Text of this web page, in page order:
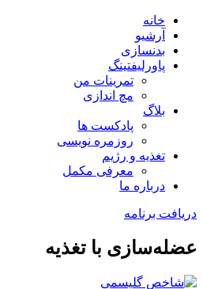
خانه
آرشیو
بدنسازی
پاورلیفتینگ
تمرینات من
مچ اندازی
بلاگ
پادکست ها
روزمره نویسی
تغذیه و رژیم
معرفی مکمل
درباره ما
دریافت برنامه
عضله‌سازی با تغذیه